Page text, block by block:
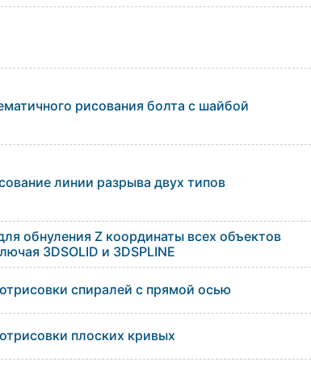
рисования болта с шайбой
линии разрыва двух типов
обнуления Z координаты всех объектов
3DSOLID и 3DSPLINE
спиралей с прямой осью
плоских кривых